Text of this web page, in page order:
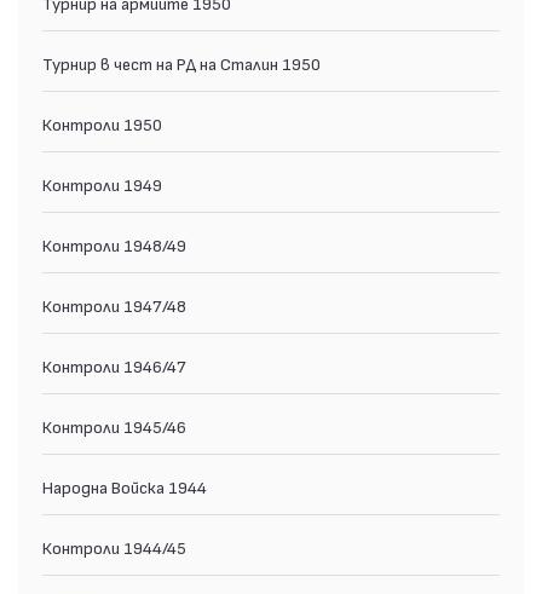
Турнир в чест на РД на Сталин 1950
Контроли 1950
Контроли 1949
Контроли 1948/49
Контроли 1947/48
Контроли 1946/47
Контроли 1945/46
Народна Войска 1944
Контроли 1944/45